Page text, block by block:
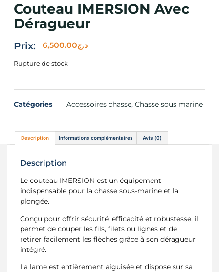
Couteau IMERSION Avec
Déragueur
Prix: د.ج6,500.00
Rupture de stock
Catégories Accessoires chasse, Chasse sous marine
Description Informations complémentaires Avis (0)
Description
Le couteau IMERSION est un équipement
indispensable pour la chasse sous-marine et la
plongée.
Conçu pour offrir sécurité, efficacité et robustesse, il
permet de couper les fils, filets ou lignes et de
retirer facilement les flèches grâce à son déragueur
intégré.
La lame est entièrement aiguisée et dispose sur sa